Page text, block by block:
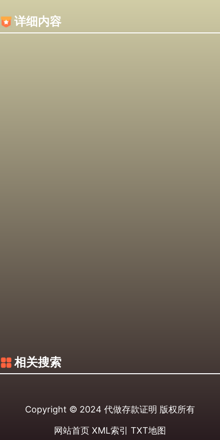
详细内容
相关搜索
Copyright © 2024 代做存款证明 版权所有
网站首页 XML索引 TXT地图